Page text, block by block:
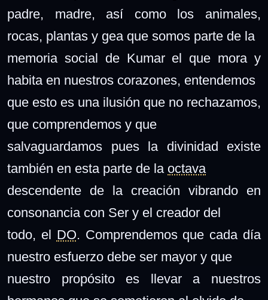
padre, madre, así como los animales,
rocas, plantas y gea que somos parte de la
memoria social de Kumar el que mora y
habita en nuestros corazones, entendemos
que esto es una ilusión que no rechazamos,
que comprendemos y que
salvaguardamos pues la divinidad existe
también en esta parte de la octava
descendente de la creación vibrando en
consonancia con Ser y el creador del
todo, el DO. Comprendemos que cada día
nuestro esfuerzo debe ser mayor y que
nuestro propósito es llevar a nuestros